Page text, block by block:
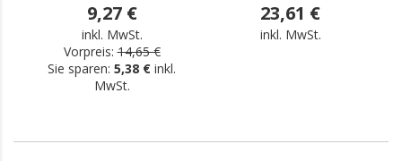
9,27 €
inkl. MwSt.
Vorpreis: 14,65 €
Sie sparen: 5,38 € inkl.
MwSt.
23,61 €
inkl. MwSt.